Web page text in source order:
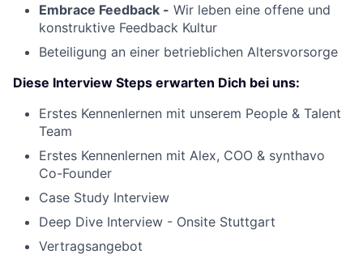
Embrace Feedback - Wir leben eine offene und
konstruktive Feedback Kultur
Beteiligung an einer betrieblichen Altersvorsorge
Diese Interview Steps erwarten Dich bei uns:
Erstes Kennenlernen mit unserem People & Talent
Team
Erstes Kennenlernen mit Alex, COO & synthavo
Co-Founder
Case Study Interview
Deep Dive Interview - Onsite Stuttgart
Vertragsangebot